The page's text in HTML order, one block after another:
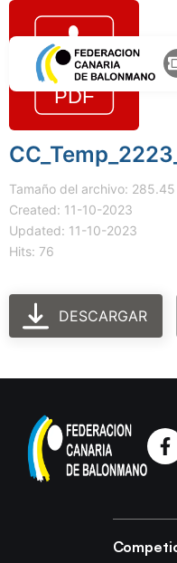
Tamaño del archivo: 285.45
Created: 11-10-2023
Updated: 11-10-2023
Hits: 76
DESCARGAR